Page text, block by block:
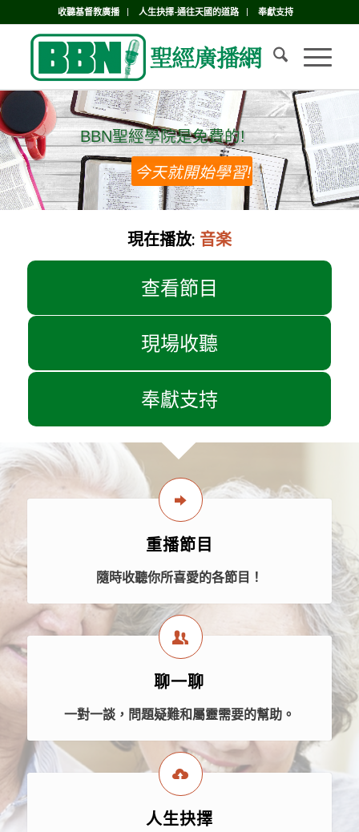
收聽基督教廣播 人生抉擇-通往天國的道路 奉獻支持
BBN聖經學院是免費的!
BBN聖經學院是免費的!
今天就開始學習!
現在播放: 音楽
查看節目
現場收聽
奉獻支持
重播節目
隨時收聽你所喜愛的各節目！
聊一聊
一對一談，問題疑難和屬靈需要的幫助。
人生抉擇